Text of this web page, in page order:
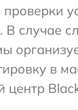
В случае
в
центр